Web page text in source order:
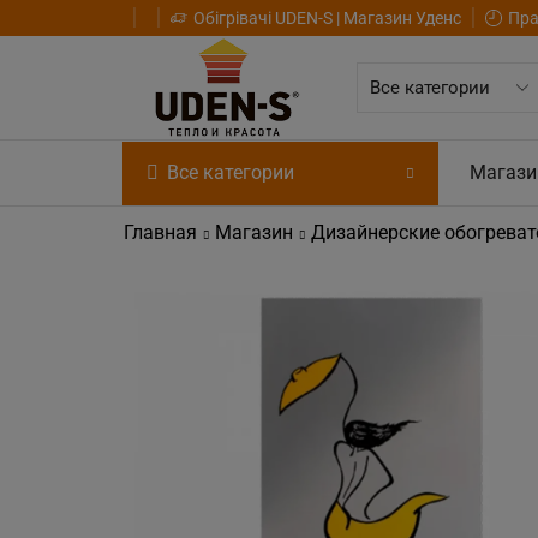
Обігрівачі UDEN-S | Магазин Уденс
Все категории
Главная Магазин Дизайнерские